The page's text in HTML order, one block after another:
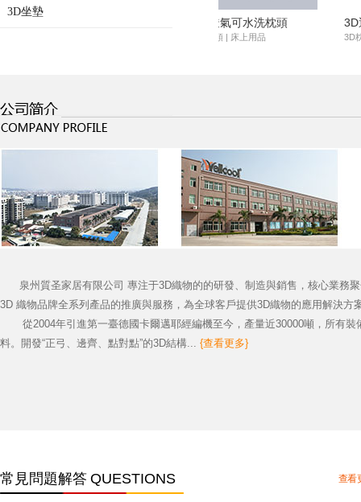
3D坐墊
透氣可洗經編3D間隔織物
材料 | 用于室內、戶外用品
泉州質圣家居有限公司 專注于3D織物的的研發、制造與銷售，核心業務聚
3D 織物品牌全系列產品的推廣與服務，為全球客戶提供3D織物的應用解決方
從2004年引進第一臺德國卡爾邁耶經編機至今，產量近30000噸，所有裝
料。開發“正弓、邊齊、點對點”的3D結構... {查看更多}
查看
常見問題解答 QUESTIONS